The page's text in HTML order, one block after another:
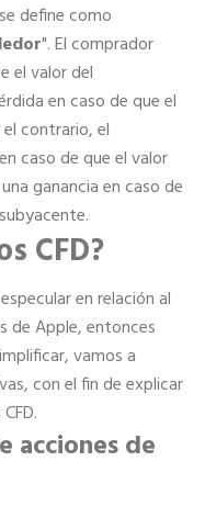
define como
". El comprador
el valor del
en caso de que el
contrario, el
caso de que el valor
ganancia en caso de
CFD?
en relación al
de Apple, entonces
vamos a
con el fin de explicar
acciones de